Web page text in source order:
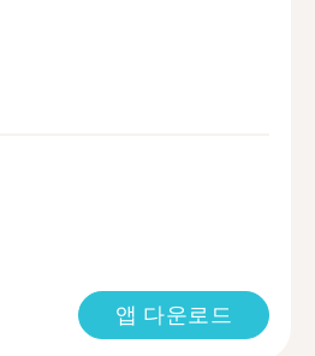
앱 다운로드